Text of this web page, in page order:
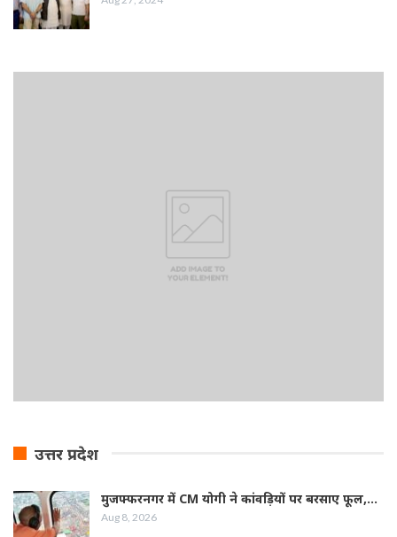
उत्तर प्रदेश
मुजफ्फरनगर में CM योगी ने कांवड़ियों पर बरसाए फूल,…
Aug 8, 2026